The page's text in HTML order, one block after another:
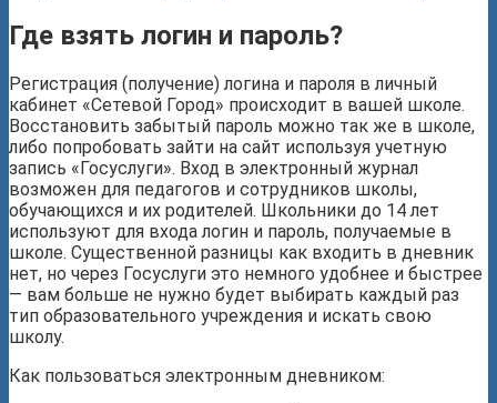
Где взять логин и пароль?
Регистрация (получение) логина и пароля в личный
кабинет «Сетевой Город» происходит в вашей школе.
Восстановить забытый пароль можно так же в школе,
либо попробовать зайти на сайт используя учетную
запись «Госуслуги». Вход в электронный журнал
возможен для педагогов и сотрудников школы,
обучающихся и их родителей. Школьники до 14 лет
используют для входа логин и пароль, получаемые в
школе. Существенной разницы как входить в дневник
нет, но через Госуслуги это немного удобнее и быстрее
— вам больше не нужно будет выбирать каждый раз
тип образовательного учреждения и искать свою
школу.
Как пользоваться электронным дневником: